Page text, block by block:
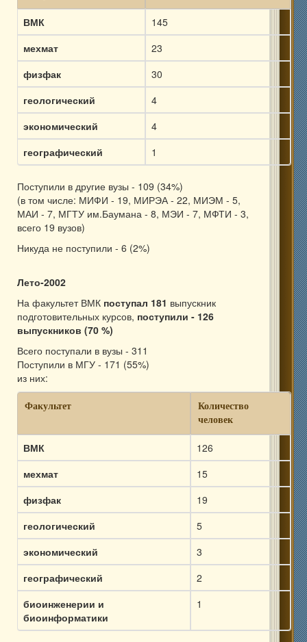
ВМК
145
мехмат
23
физфак
30
геологический
4
экономический
4
географический
1
Поступили в другие вузы - 109 (34%)
(в том числе: МИФИ - 19, МИРЭА - 22, МИЭМ - 5,
МАИ - 7, МГТУ им.Баумана - 8, МЭИ - 7, МФТИ - 3,
всего 19 вузов)
Никуда не поступили - 6 (2%)
Лето-2002
На факультет ВМК поступал 181 выпускник
подготовительных курсов, поступили - 126
выпускников (70 %)
Всего поступали в вузы - 311
Поступили в МГУ - 171 (55%)
из них:
Факультет
Количество
человек
ВМК
126
мехмат
15
физфак
19
геологический
5
экономический
3
географический
2
биоинженерии и
биоинформатики
1